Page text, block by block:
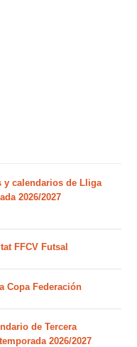
calendarios de Lliga
2026/2027
FFCV Futsal
Copa Federación
de Tercera
2026/2027